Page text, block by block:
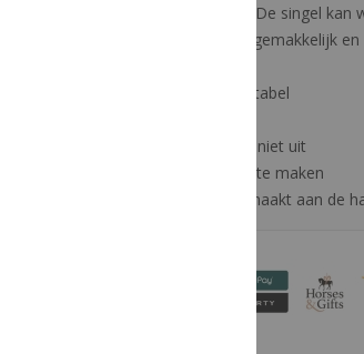
worden op 30C, geen droger. De singel
leder proper te maken. Uiterst gemakkelijk
gevormd: extreem comfortabel
elastiek: zeer sterk en rekt niet uit
D-ringen om hulpteugels aan vast te maken
wollen voering wordt vastgemaakt aan de